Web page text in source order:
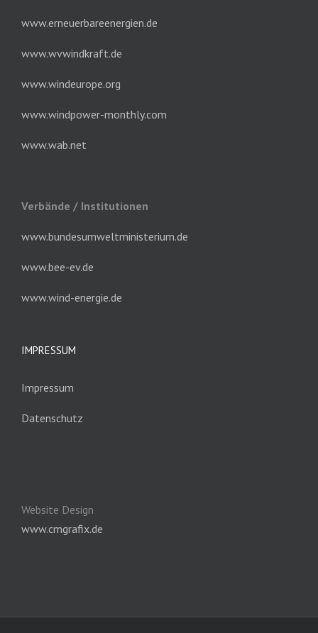
www.erneuerbareenergien.de
www.wvwindkraft.de
www.windeurope.org
www.windpower-monthly.com
www.wab.net
Verbände / Institutionen
www.bundesumweltministerium.de
www.bee-ev.de
www.wind-energie.de
IMPRESSUM
Impressum
Datenschutz
Website Design
www.cmgrafix.de